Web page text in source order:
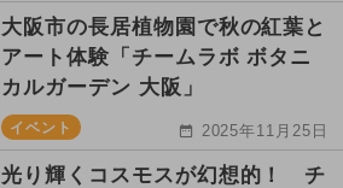
大阪市の長居植物園で秋の紅葉と
アート体験「チームラボ ボタニ
カルガーデン 大阪」
イベント 2025年11月25日
光り輝くコスモスが幻想的！ チ